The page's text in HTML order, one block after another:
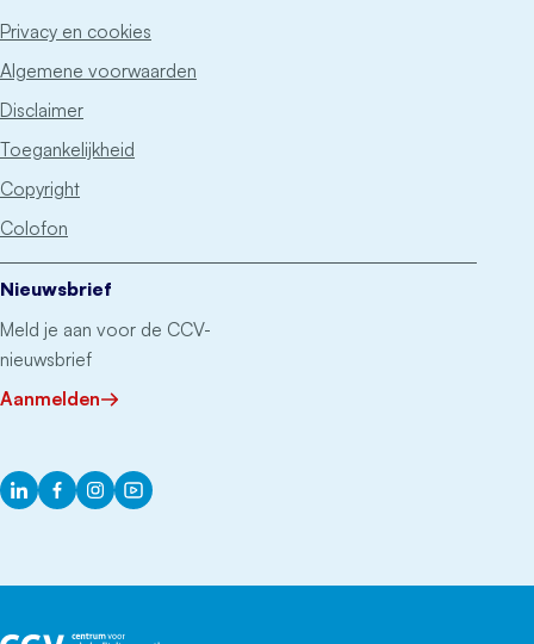
Privacy en cookies
Algemene voorwaarden
Disclaimer
Toegankelijkheid
Copyright
Colofon
Nieuwsbrief
Meld je aan voor de CCV-
nieuwsbrief
Aanmelden
LinkedInFacebook
InstagramYouTube